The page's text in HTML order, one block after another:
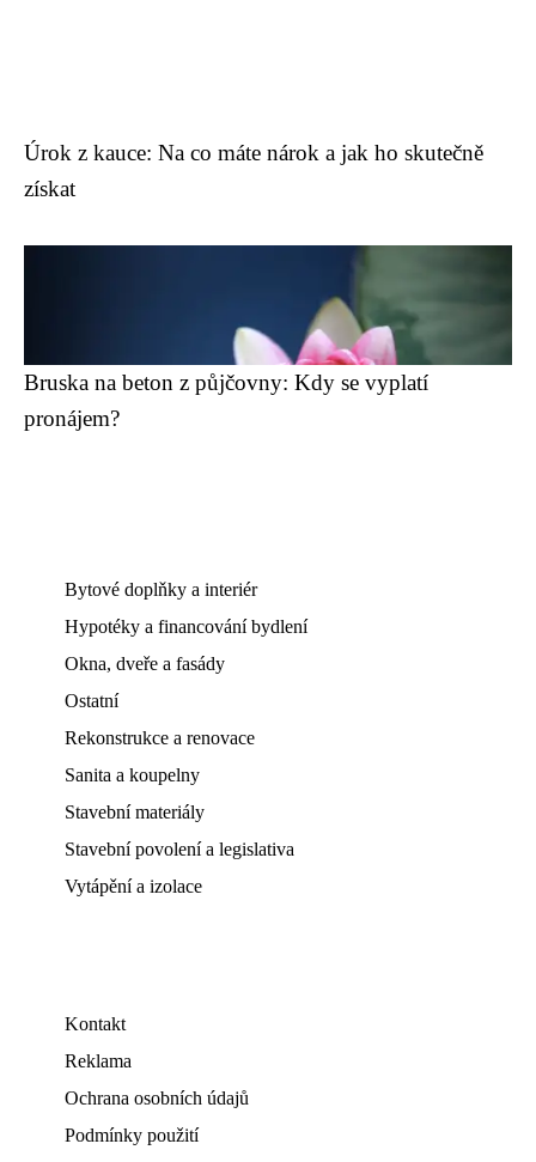
Úrok z kauce: Na co máte nárok a jak ho skutečně
získat
Bruska na beton z půjčovny: Kdy se vyplatí
pronájem?
Bytové doplňky a interiér
Hypotéky a financování bydlení
Okna, dveře a fasády
Ostatní
Rekonstrukce a renovace
Sanita a koupelny
Stavební materiály
Stavební povolení a legislativa
Vytápění a izolace
Kontakt
Reklama
Ochrana osobních údajů
Podmínky použití